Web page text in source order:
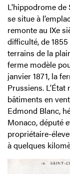
L'hippodrome de
se situe à
remonte au IXe
difficulté, de
terrains de la
ferme modèle
janvier 1871, la
Prussiens. L'État
bâtiments en
Edmond Blanc,
Monaco, député
propriétaire-
à quelques